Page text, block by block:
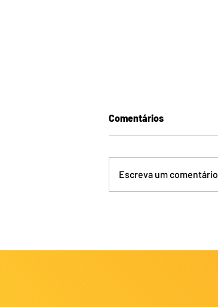
Comentários
Escreva um comentário